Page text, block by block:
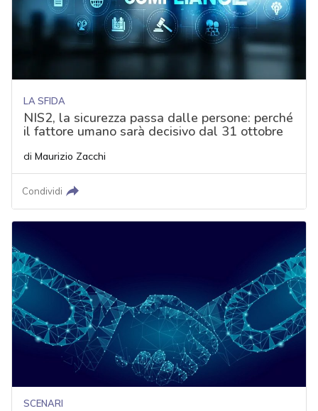
LA SFIDA
NIS2, la sicurezza passa dalle persone: perché
il fattore umano sarà decisivo dal 31 ottobre
di Maurizio Zacchi
Condividi
SCENARI